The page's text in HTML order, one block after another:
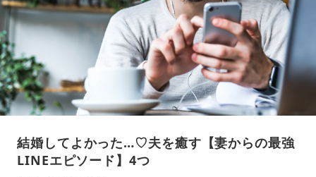
結婚してよかった…♡夫を癒す【妻からの最強
LINEエピソード】4つ